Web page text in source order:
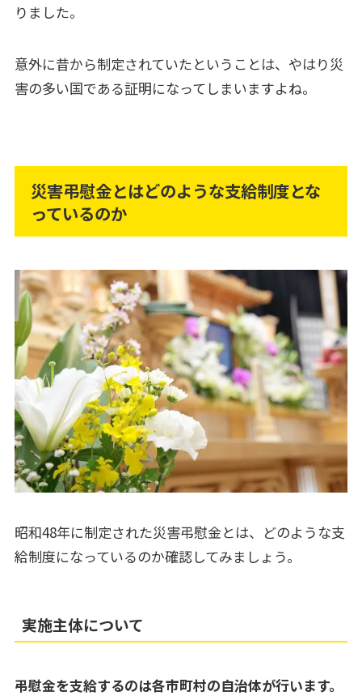
りました。
意外に昔から制定されていたということは、やはり災
害の多い国である証明になってしまいますよね。
災害弔慰金とはどのような支給制度とな
っているのか
昭和48年に制定された災害弔慰金とは、どのような支
給制度になっているのか確認してみましょう。
実施主体について
弔慰金を支給するのは各市町村の自治体が行います。